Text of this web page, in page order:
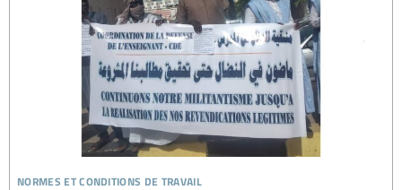
normes et conditions de travail